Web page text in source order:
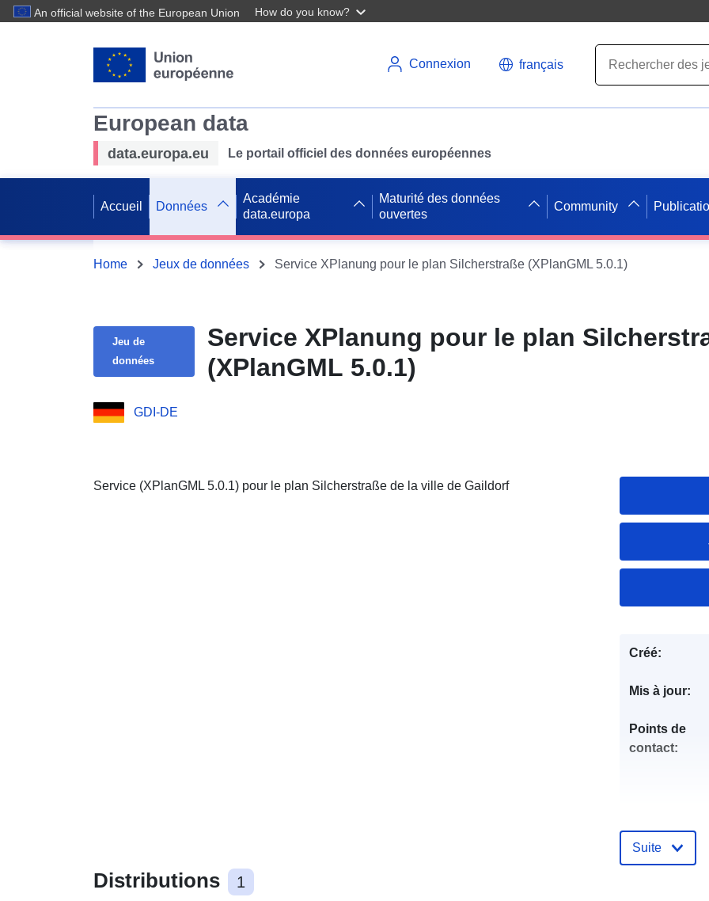
An official website of the European Union How do you know?
Connexion français
European data
data.europa.eu Le portail officiel des données européennes
Accueil Données
Académie
data.europa
Maturité des données
ouvertes
Community
Home Jeux de données Service XPlanung pour le plan Silcherstraße (XPlanGML 5.0.1)
Jeu de
données
Service XPlanung pour le plan
(XPlanGML 5.0.1)
GDI-DE
Service (XPlanGML 5.0.1) pour le plan Silcherstraße de la ville de Gaildorf
Distributions 1
Créé:
Mis à jour:
Points de
contact:
Suite